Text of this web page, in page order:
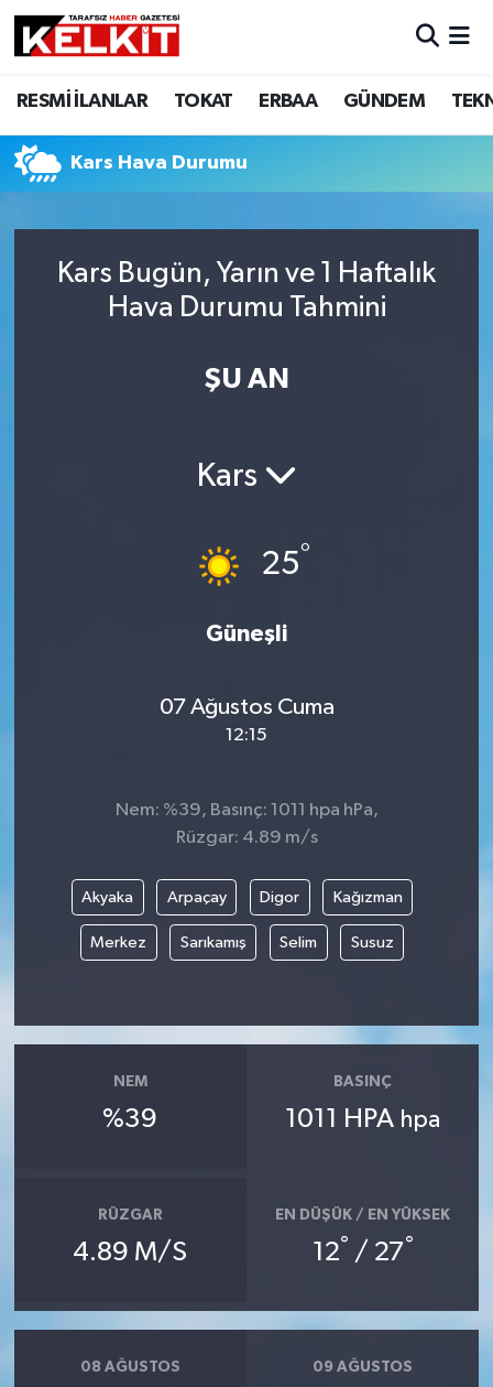
RESMİ İLANLAR TOKAT ERBAA GÜNDEM
Kars Hava Durumu
Kars Bugün, Yarın ve 1 Haftalık
Hava Durumu Tahmini
ŞU AN
Kars
25°
Güneşli
07 Ağustos Cuma
12:15
Nem: %39, Basınç: 1011 hpa hPa,
Rüzgar: 4.89 m/s
Akyaka Arpaçay Digor Kağızman
Merkez Sarıkamış Selim Susuz
NEM
%39
BASINÇ
1011 HPA hpa
RÜZGAR
4.89 M/S
EN DÜŞÜK / EN YÜKSEK
12° / 27°
08 AĞUSTOS 09 AĞUSTOS